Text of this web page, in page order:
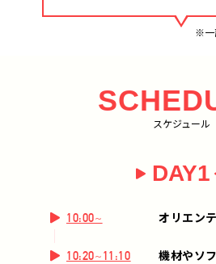
※一
スケジュール
DAY1
10:00~ オリエン
10:20~11:10 機材やソ